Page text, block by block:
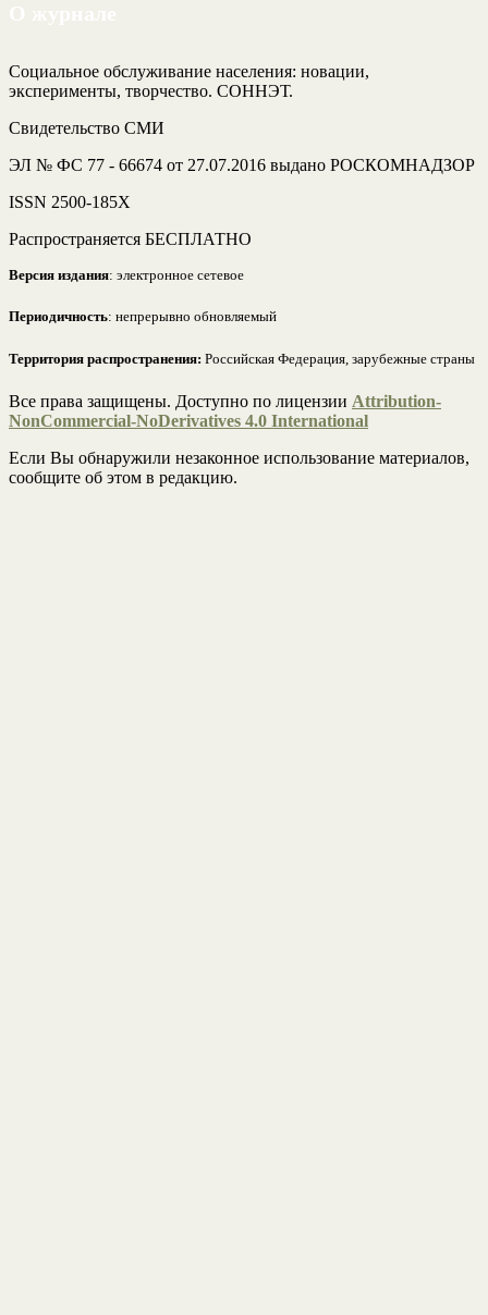
Социальное обслуживание населения: новации,
эксперименты, творчество. СОННЭТ.
Свидетельство СМИ
ЭЛ № ФС 77 - 66674 от 27.07.2016 выдано РОСКОМНАДЗОР
ISSN 2500-185Х
Распространяется БЕСПЛАТНО
Версия издания: электронное сетевое
Периодичность: непрерывно обновляемый
Территория распространения: Российская Федерация, зарубежные страны
Все права защищены. Доступно по лицензии Attribution-
NonCommercial-NoDerivatives 4.0 International
Если Вы обнаружили незаконное использование материалов,
сообщите об этом в редакцию.